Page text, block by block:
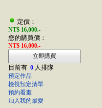
定價：
NT$ 16,000.-
您的購買價：
NT$ 16,000.-
立即購買
目前有 0 人排隊
預定作品
檢視預定清單
預約看畫
加入我的最愛